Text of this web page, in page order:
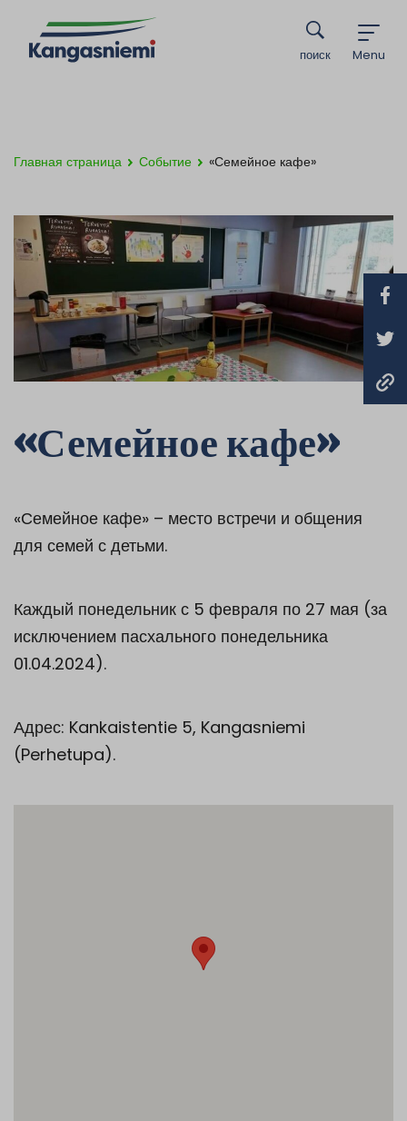
Menu
поиск
Главная страница Событие «Семейное кафе»
«Семейное кафе»
«Семейное кафе» – место встречи и общения
для семей с детьми.
Каждый понедельник с 5 февраля по 27 мая (за
исключением пасхального понедельника
01.04.2024).
Адрес: Kankaistentie 5, Kangasniemi
(Perhetupa).